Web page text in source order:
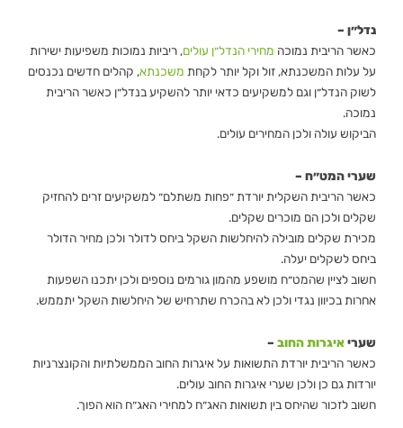
נדל״ן –
כאשר הריבית נמוכה מחירי הנדל״ן עולים, ריביות נמוכות משפיעות ישירות
על עלות המשכנתא, זול וקל יותר לקחת משכנתא, קהלים חדשים נכנסים
לשוק הנדל״ן וגם למשקיעים כדאי יותר להשקיע בנדל״ן כאשר הריבית
נמוכה.
הביקוש עולה ולכן המחירים עולים.
שערי המט״ח –
כאשר הריבית השקלית יורדת ״פחות משתלם״ למשקיעים זרים להחזיק
שקלים ולכן הם מוכרים שקלים.
מכירת שקלים מובילה להיחלשות השקל ביחס לדולר ולכן מחיר הדולר
ביחס לשקלים יעלה.
חשוב לציין שהמט״ח מושפע מהמון גורמים נוספים ולכן יתכנו השפעות
אחרות בכיוון נגדי ולכן לא בהכרח שתרחיש של היחלשות השקל יתממש.
שעריאיגרות החוב –
כאשר הריבית יורדת התשואות על איגרות החוב הממשלתיות והקונצרניות
יורדות גם כן ולכן שערי איגרות החוב עולים.
חשוב לזכור שהיחס בין תשואות האג״ח למחירי האג״ח הוא הפוך.